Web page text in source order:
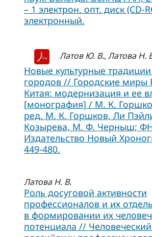
– 1 электрон. опт. диск (CD-
электронный.
Латов Ю. В., Латова Н.
Новые культурные
городов // Городские миры
Китая: модернизация и ее
[монография] / М. К.
ред. М. К. Горшков, Ли
Козырева, М. Ф. Черныш;
Издательство Новый
449-480.
Латова Н. В.
Роль досуговой активности
профессионалов и их
в формировании их
потенциала //